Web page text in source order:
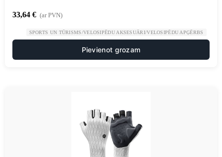
33,64 € (ar PVN)
SPORTS UN TŪRISMS/VELOSIPĒDU AKSESUĀRI/VELOSIPĒDU APĢĒRBS
Pievienot grozam